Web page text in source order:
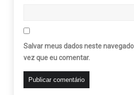
Salvar meus dados neste
vez que eu comentar.